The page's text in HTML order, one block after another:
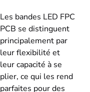
Les bandes LED FPC
PCB se distinguent
principalement par
leur flexibilité et
leur capacité à se
plier, ce qui les rend
parfaites pour des